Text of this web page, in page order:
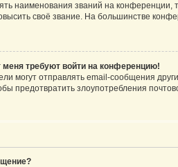
наименования званий на конференции,
своё звание. На большинстве
требуют войти на конференцию!
могут отправлять email-сообщения
предотвратить злоупотребления